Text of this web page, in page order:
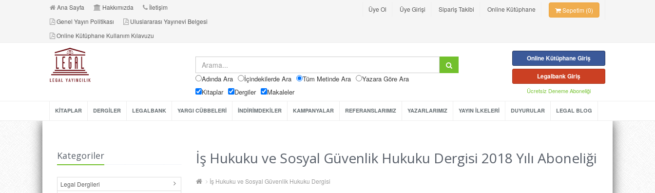
Ana Sayfa Hakkımızda
İletişim
Genel Yayın Politikası
Uluslararası Yayınevi Belgesi
Online Kütüphane Kullanım Kılavuzu
Üye Ol Üye Girişi Sipariş Takibi Online Kütüphane Sepetim (0)
Adında Ara İçindekilerde Ara Tüm Metinde Ara
Yazara Göre Ara
Kitaplar
Dergiler Makaleler
Online Kütüphane Giriş
Legalbank Giriş
Ücretsiz Deneme Aboneliği
KİTAPLAR DERGİLER LEGALBANK YARGI CÜBBELERİ İNDİRİMDEKİLER KAMPANYALAR REFERANSLARIMIZ YAZARLARIMIZ YAYIN İLKELERİ DUYURULAR LEGAL BLOG
Kategoriler
Legal Dergileri
İş Hukuku ve Sosyal Güvenlik Hukuku Dergisi 2018 Yılı Aboneliği
İş Hukuku ve Sosyal Güvenlik Hukuku Dergisi